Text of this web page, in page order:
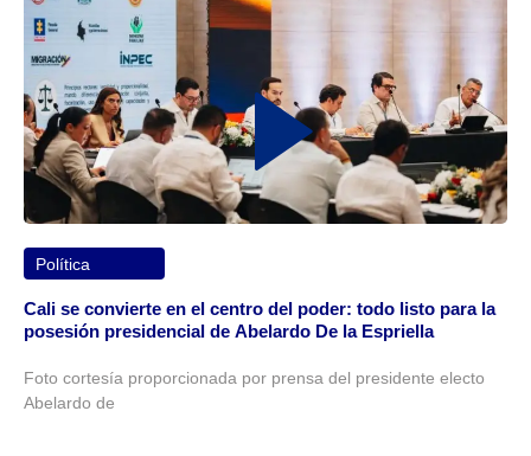
Política
Cali se convierte en el centro del poder: todo listo para la
posesión presidencial de Abelardo De la Espriella
Foto cortesía proporcionada por prensa del presidente electo
Abelardo de